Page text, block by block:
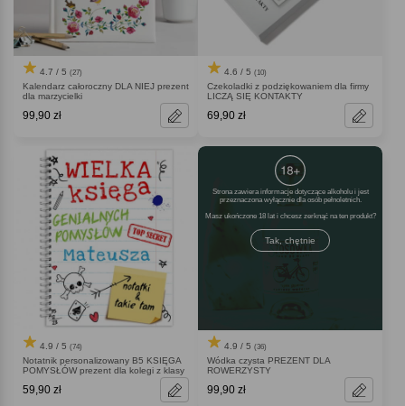
4.7 / 5 (27)
Kalendarz całoroczny DLA NIEJ prezent
dla marzycielki
99,90 zł
4.6 / 5 (10)
Czekoladki z podziękowaniem dla firmy
LICZĄ SIĘ KONTAKTY
69,90 zł
4.9 / 5 (74)
Notatnik personalizowany B5 KSIĘGA
POMYSŁÓW prezent dla kolegi z klasy
59,90 zł
Strona zawiera informacje dotyczące alkoholu i jest
przeznaczona wyłącznie dla osób pełnoletnich.
Masz ukończone 18 lat i chcesz zerknąć na ten produkt
Tak, chętnie
4.9 / 5 (36)
Wódka czysta PREZENT DLA
ROWERZYSTY
99,90 zł